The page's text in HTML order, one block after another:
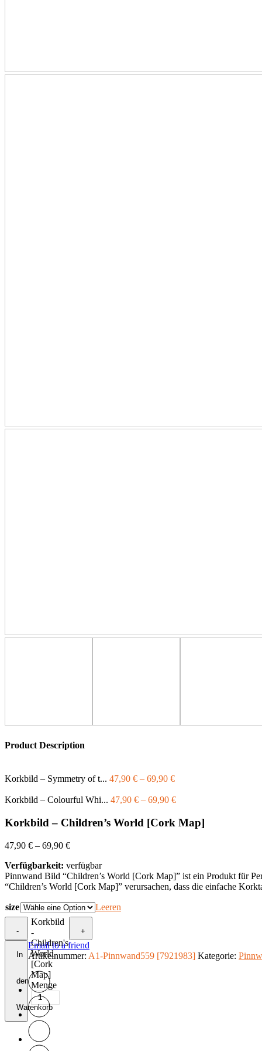
Product Description
Korkbild – Symmetry of t... 47,90 € – 69,90 €
Korkbild – Colourful Whi... 47,90 € – 69,90 €
Korkbild – Children’s World [Cork Map]
47,90 € – 69,90 €
Verfügbarkeit: verfügbar
Pinnwand Bild “Children’s World [Cork Map]” ist ein Produkt für
“Children’s World [Cork Map]” verursachen, dass die einfache
size Leeren
-
Korkbild
-
Children's
World
[Cork
Map]
Menge
+
In
den
Warenkorb
Email to a friend
Artikelnummer: A1-Pinnwand559 [7921983] Kategorie: